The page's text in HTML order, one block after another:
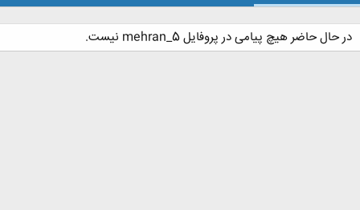
در حال حاضر هیچ پیامی در پروفایل mehran_5 نیست.